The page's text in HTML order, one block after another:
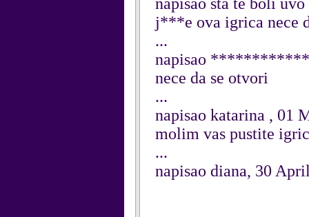
j***e ova igrica nece
...
napisao
nece da se otvori
...
napisao katarina , 01
molim vas pustite
...
napisao diana, 30